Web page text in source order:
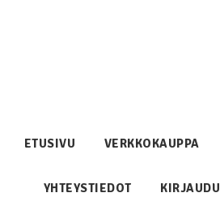
ETUSIVU VERKKOKAUPPA
YHTEYSTIEDOT KIRJAUDU